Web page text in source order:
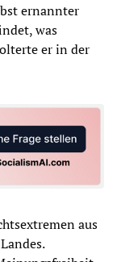
ernannter
was
er in der
aus